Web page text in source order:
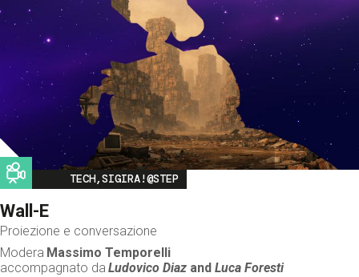
Image
TECH,SIGIRA!@STEP
Wall-E
Proiezione e conversazione
Modera Massimo Temporelli
accompagnato da Ludovico Diaz andLuca Foresti